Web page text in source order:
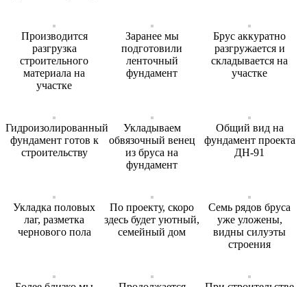
Производится
разгрузка
строительного
материала на
участке
Заранее мы
подготовили
ленточный
фундамент
Брус аккуратно
разгружается и
складывается на
участке
Гидроизолированный
фундамент готов к
строительству
Укладываем
обвязочный венец
из бруса на
фундамент
Общий вид на
фундамент проекта
ДН-91
Укладка половых
лаг, разметка
чернового пола
По проекту, скоро
здесь будет уютный,
семейный дом
Семь рядов бруса
уже уложены,
видны силуэты
строения